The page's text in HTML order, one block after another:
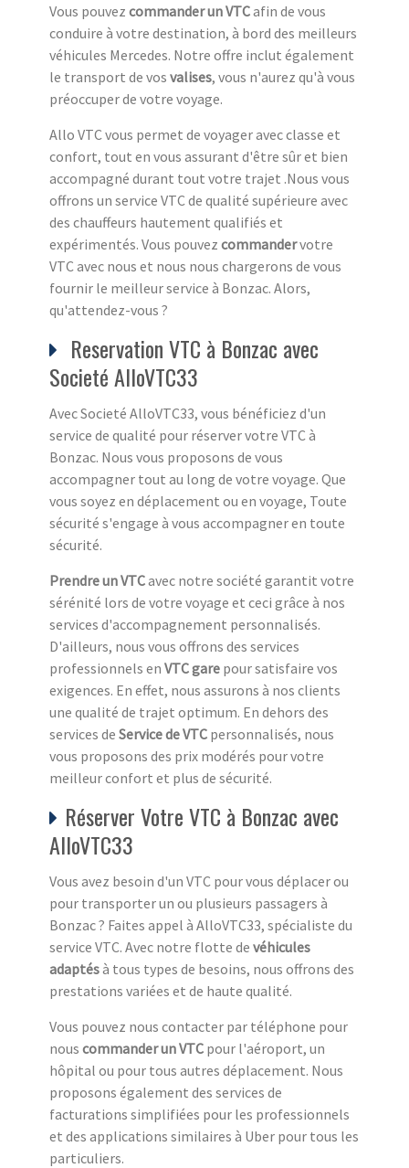
Vous pouvez commander un VTCafin de vous
conduire à votre destination, à bord des meilleurs
véhicules Mercedes. Notre offre inclut également
le transport de vos valises, vous n'aurez qu'à vous
préoccuper de votre voyage.
Allo VTC vous permet de voyager avec classe et
confort, tout en vous assurant d'être sûr et bien
accompagné durant tout votre trajet .Nous vous
offrons un service VTC de qualité supérieure avec
des chauffeurs hautement qualifiés et
expérimentés. Vous pouvez commandervotre
VTC avec nous et nous nous chargerons de vous
fournir le meilleur service à Bonzac. Alors,
qu'attendez-vous ?
Reservation VTC à Bonzac avec
Societé AlloVTC33
Avec Societé AlloVTC33, vous bénéficiez d'un
service de qualité pour réserver votre VTC à
Bonzac. Nous vous proposons de vous
accompagner tout au long de votre voyage. Que
vous soyez en déplacement ou en voyage, Toute
sécurité s'engage à vous accompagner en toute
sécurité.
Prendre un VTCavec notre société garantit votre
sérénité lors de votre voyage et ceci grâce à nos
services d'accompagnement personnalisés.
D'ailleurs, nous vous offrons des services
professionnels en VTC gare pour satisfaire vos
exigences. En effet, nous assurons à nos clients
une qualité de trajet optimum. En dehors des
services de Service de VTC personnalisés, nous
vous proposons des prix modérés pour votre
meilleur confort et plus de sécurité.
Réserver Votre VTC à Bonzac avec
AlloVTC33
Vous avez besoin d'un VTC pour vous déplacer ou
pour transporter un ou plusieurs passagers à
Bonzac ? Faites appel à AlloVTC33, spécialiste du
service VTC. Avec notre flotte de véhicules
adaptésà tous types de besoins, nous offrons des
prestations variées et de haute qualité.
Vous pouvez nous contacter par téléphone pour
nous commander un VTC pour l'aéroport, un
hôpital ou pour tous autres déplacement. Nous
proposons également des services de
facturations simplifiées pour les professionnels
et des applications similaires à Uber pour tous les
particuliers.